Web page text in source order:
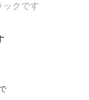
クです